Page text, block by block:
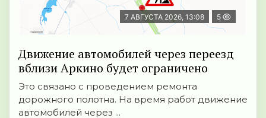
7 АВГУСТА 2026, 13:08 5
Движение автомобилей через переезд
вблизи Аркино будет ограничено
Это связано с проведением ремонта
дорожного полотна. На время работ движение
автомобилей через ...